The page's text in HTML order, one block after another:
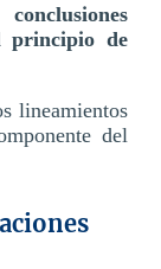
principio de
lineamientos
del